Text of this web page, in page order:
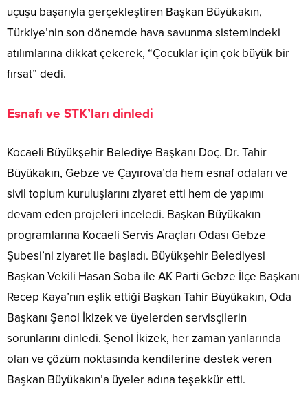
uçuşu başarıyla gerçekleştiren Başkan Büyükakın,
Türkiye’nin son dönemde hava savunma sistemindeki
atılımlarına dikkat çekerek, “Çocuklar için çok büyük bir
fırsat” dedi.
Esnafı ve STK’ları dinledi
Kocaeli Büyükşehir Belediye Başkanı Doç. Dr. Tahir
Büyükakın, Gebze ve Çayırova’da hem esnaf odaları ve
sivil toplum kuruluşlarını ziyaret etti hem de yapımı
devam eden projeleri inceledi. Başkan Büyükakın
programlarına Kocaeli Servis Araçları Odası Gebze
Şubesi’ni ziyaret ile başladı. Büyükşehir Belediyesi
Başkan Vekili Hasan Soba ile AK Parti Gebze İlçe Başkanı
Recep Kaya’nın eşlik ettiği Başkan Tahir Büyükakın, Oda
Başkanı Şenol İkizek ve üyelerden servisçilerin
sorunlarını dinledi. Şenol İkizek, her zaman yanlarında
olan ve çözüm noktasında kendilerine destek veren
Başkan Büyükakın’a üyeler adına teşekkür etti.